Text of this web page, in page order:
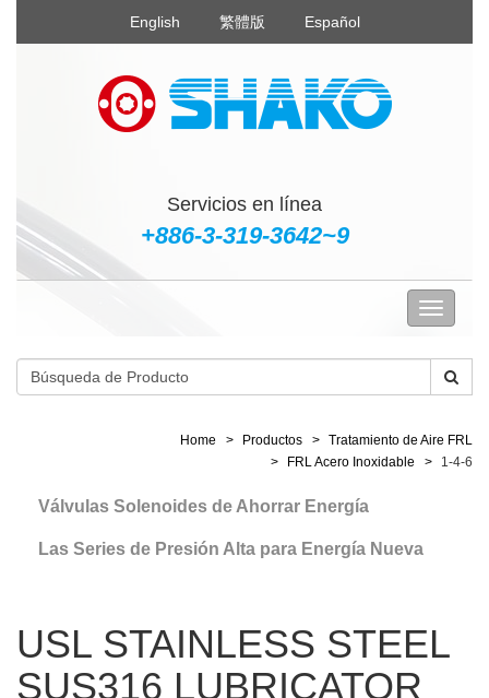
English 繁體版 Español
Servicios en línea
+886-3-319-3642~9
Home Productos
Tratamiento de Aire FRL
FRL Acero Inoxidable
1-4-6
Válvulas Solenoides de Ahorrar Energía
Las Series de Presión Alta para Energía Nueva
USL STAINLESS STEEL
SUS316 LUBRICATOR